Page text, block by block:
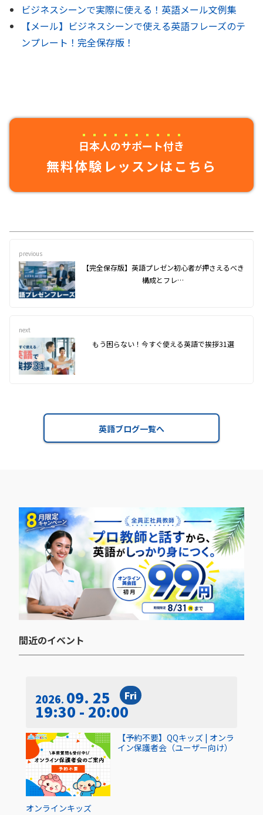
ビジネスシーンで実際に使える！英語メール文例集
【メール】ビジネスシーンで使える英語フレーズのテ
ンプレート！完全保存版！
日本人のサポート付き
無料体験レッスンはこちら
previous
【完全保存版】英語プレゼン初心者が押さえるべき
構成とフレ…
next
もう困らない！今すぐ使える英語で挨拶31選
英語ブログ一覧へ
間近のイベント​
2026 09. 25 Fri
19:30 - 20:00
オンラインキッズ
【予約不要】QQキッズ | オンラ
イン保護者会（ユーザー向け）